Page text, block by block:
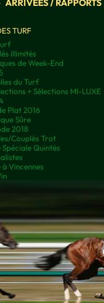
ARRIVÉES / RAPPORTS
TURF
illimités
de Week-End
du Turf
+ Sélections MI-LUXE
Plat 2016
Sûre
2018
Couplés Trot
Spéciale Quintés
à Vincennes